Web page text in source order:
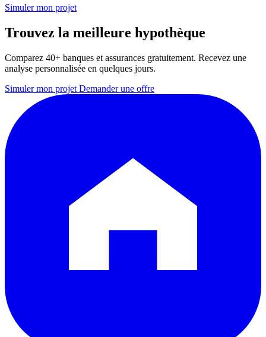
Simuler mon projet
Trouvez la meilleure hypothèque
Comparez 40+ banques et assurances gratuitement. Recevez une
analyse personnalisée en quelques jours.
Simuler mon projet Demander une offre